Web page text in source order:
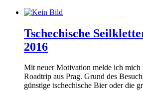
Tschechische
2016
Mit neuer Motivation melde ich mich
Roadtrip aus Prag. Grund des
günstige tschechische Bier oder die